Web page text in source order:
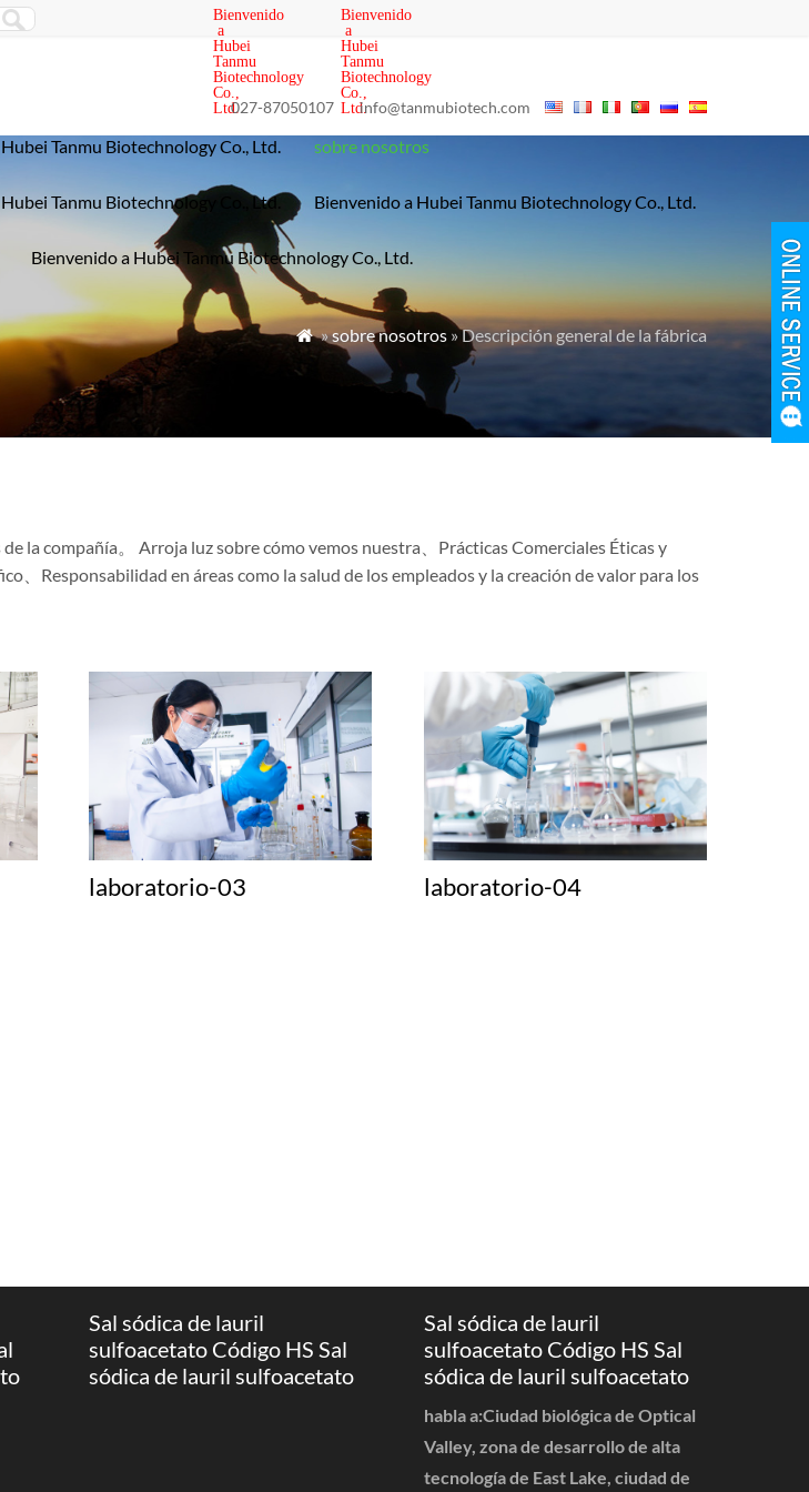
Bienvenido
a
Hubei
Tanmu
Biotechnology
Co.,
Ltd.027-87050107
Bienvenido
a
Hubei
Tanmu
Biotechnology
Co.,
Ltd.info@tanmubiotech.com
Tanmu Biotechnology Co., Ltd. sobre nosotros
Tanmu Biotechnology Co., Ltd. Bienvenido a Hubei Tanmu Biotechnology Co., Ltd.
Bienvenido a Hubei Tanmu Biotechnology Co., Ltd.
 »sobre nosotros » Descripción general de la fábrica
la compañía。 Arroja luz sobre cómo vemos nuestra、Prácticas Comerciales Éticas y
Responsabilidad en áreas como la salud de los empleados y la creación de valor para los
laboratorio-03 laboratorio-04
Sal sódica de lauril
sulfoacetato Código HS Sal
sódica de lauril sulfoacetato
Sal sódica de lauril
sulfoacetato Código HS Sal
sódica de lauril sulfoacetato
habla a:Ciudad biológica de Optical
Valley, zona de desarrollo de alta
tecnología de East Lake, ciudad de